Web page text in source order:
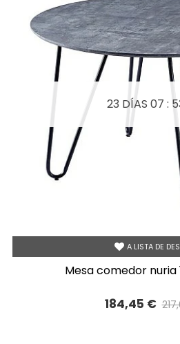
A LISTA DE
23 DÍAS 07 :
mesa comedor
184,45 €